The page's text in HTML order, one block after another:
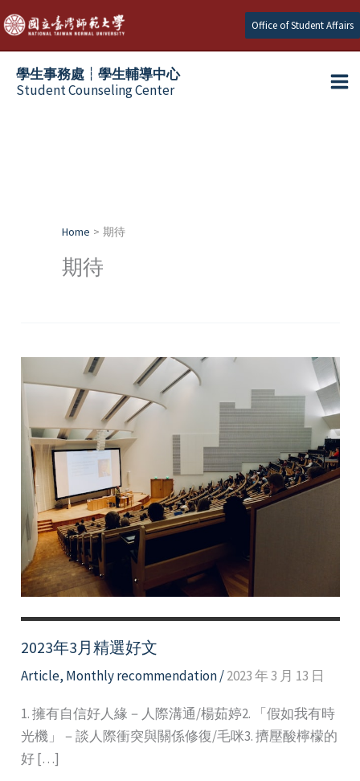
Skip
to
content
Office of Student Affairs
學生事務處┆學生輔導中心
Student Counseling Center
Home 期待
期待
2023年3月精選好文
Article, Monthly recommendation/2023 年 3 月 13 日
1. 擁有自信好人緣－人際溝通/楊茹婷2. 「假如我有時
光機」－談人際衝突與關係修復/毛咪3. 擠壓酸檸檬的
好 […]